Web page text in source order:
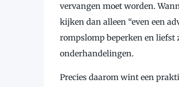
vervangen moet worden.
kijken dan alleen “even een
rompslomp beperken en liefst
onderhandelingen.
Precies daarom wint een